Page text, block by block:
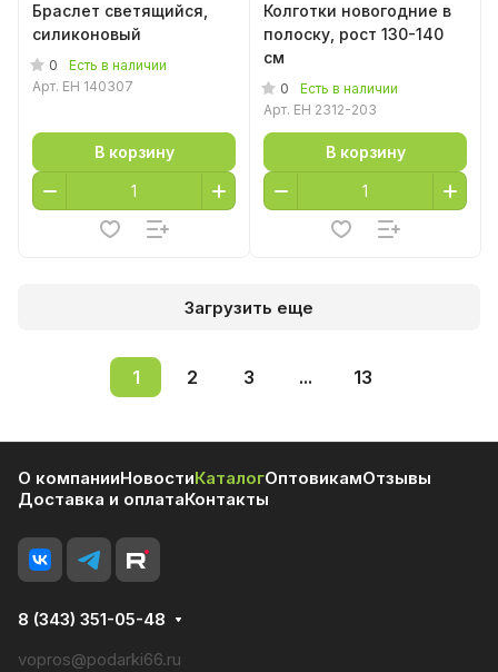
Браслет светящийся,
силиконовый
0
Есть в наличии
Арт. EH 140307
В корзину
Колготки новогодние в
полоску, рост 130-140
см
0
Есть в наличии
Арт. EH 2312-203
В корзину
Загрузить еще
1 2 3 ... 13
О компанииНовостиКаталогОптовикамОтзывы
Доставка и оплатаКонтакты
8 (343) 351-05-48
vopros@podarki66.ru